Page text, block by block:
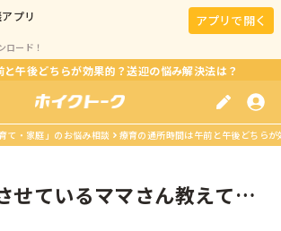
プリ
ロード！
アプリで開く
午後どちらが効果的？送迎の悩み解決法は？
育て・家庭」のお悩み相談 療育の通所時間は午前と午後どちら
せているママさん教えてく